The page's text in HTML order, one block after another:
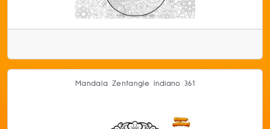
Mandala Zentangle Indiano 361